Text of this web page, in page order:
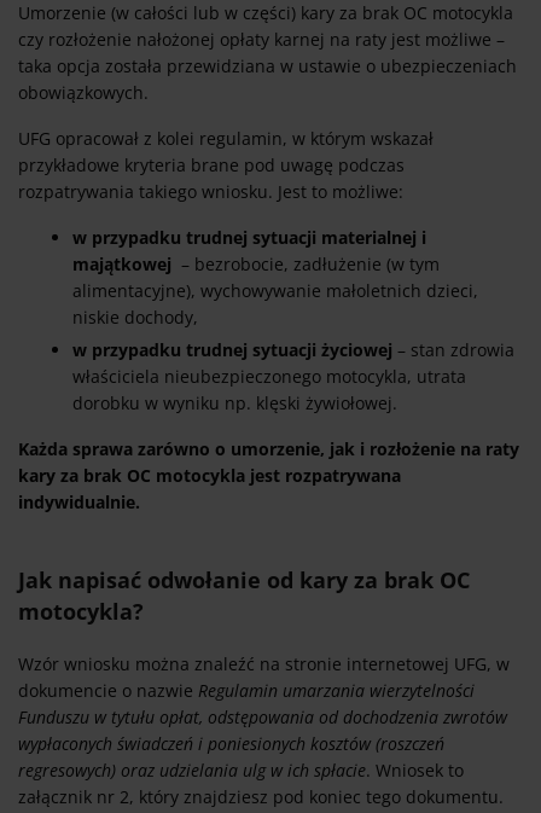
Umorzenie (w całości lub w części) kary za brak OC motocykla
czy rozłożenie nałożonej opłaty karnej na raty jest możliwe –
taka opcja została przewidziana w ustawie o ubezpieczeniach
obowiązkowych.
UFG opracował z kolei regulamin, w którym wskazał
przykładowe kryteria brane pod uwagę podczas
rozpatrywania takiego wniosku. Jest to możliwe:
w przypadku trudnej sytuacji materialnej i
majątkowej – bezrobocie, zadłużenie (w tym
alimentacyjne), wychowywanie małoletnich dzieci,
niskie dochody,
w przypadku trudnej sytuacji życiowej – stan zdrowia
właściciela nieubezpieczonego motocykla, utrata
dorobku w wyniku np. klęski żywiołowej.
Każda sprawa zarówno o umorzenie, jak i rozłożenie na raty
kary za brak OC motocykla jest rozpatrywana
indywidualnie.
Jak napisać odwołanie od kary za brak OC
motocykla?
Wzór wniosku można znaleźć na stronie internetowej UFG, w
dokumencie o nazwie Regulamin umarzania wierzytelności
Funduszu w tytułu opłat, odstępowania od dochodzenia zwrotów
wypłaconych świadczeń i poniesionych kosztów (roszczeń
regresowych) oraz udzielania ulg w ich spłacie. Wniosek to
załącznik nr 2, który znajdziesz pod koniec tego dokumentu.